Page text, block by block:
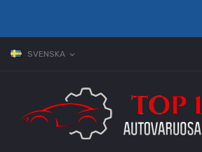
SVENSKA expand_more